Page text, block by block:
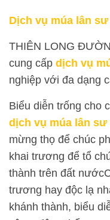
Dịch vụ múa lân
THIÊN LONG
cung cấp dịch vụ
nghiệp với đa dạng
Biểu diễn trống cho
dịch vụ múa lân sư
mừng thọ để chúc
khai trương để tổ
thành trên đất
trương hay độc lạ
khánh thành, biểu